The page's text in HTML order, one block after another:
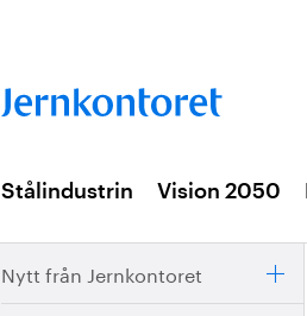
Stålindustrin Vision 2050
Nytt från Jernkontoret